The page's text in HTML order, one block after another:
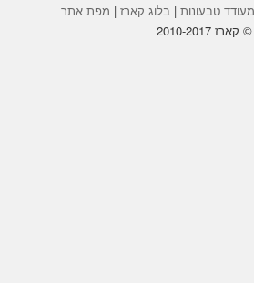
| בלוג קארז | מפת אתר
© קארז 2010-2017